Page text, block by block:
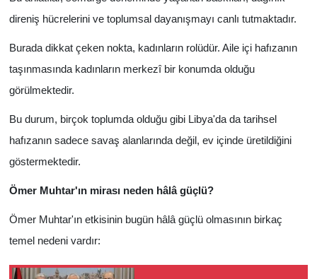
direniş hücrelerini ve toplumsal dayanışmayı canlı tutmaktadır.
Burada dikkat çeken nokta, kadınların rolüdür. Aile içi hafızanın
taşınmasında kadınların merkezî bir konumda olduğu
görülmektedir.
Bu durum, birçok toplumda olduğu gibi Libya'da da tarihsel
hafızanın sadece savaş alanlarında değil, ev içinde üretildiğini
göstermektedir.
Ömer Muhtar'ın mirası neden hâlâ güçlü?
Ömer Muhtar'ın etkisinin bugün hâlâ güçlü olmasının birkaç
temel nedeni vardır: